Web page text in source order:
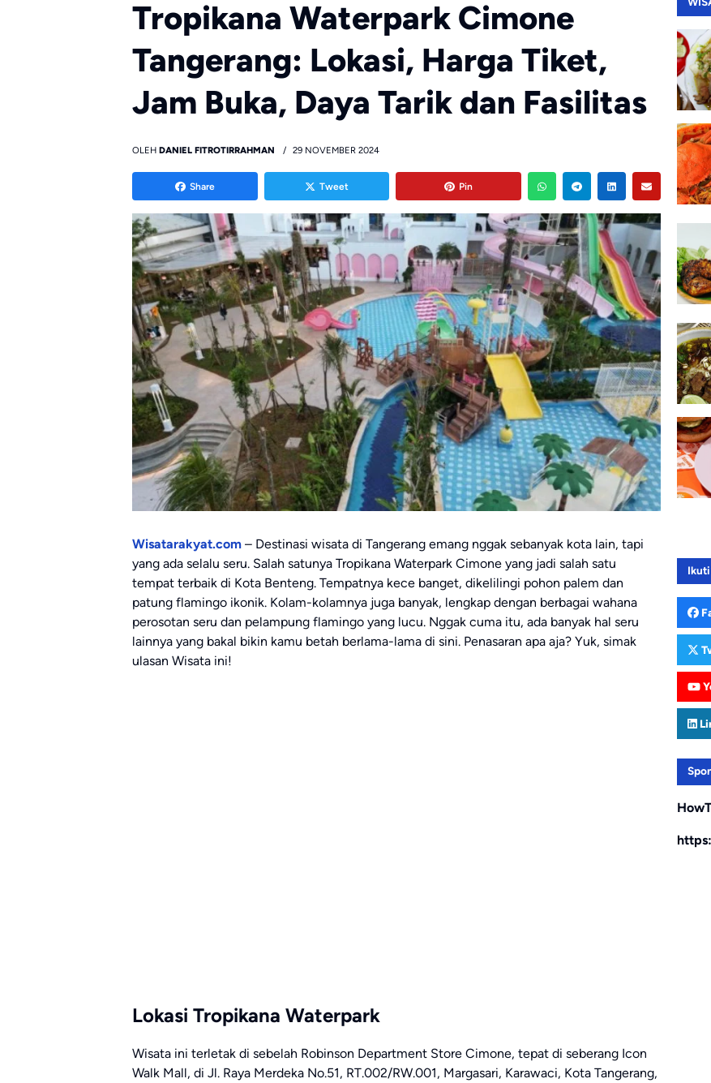
Tropikana Waterpark Cimone
Tangerang: Lokasi, Harga Tiket,
Jam Buka, Daya Tarik dan Fasilitas
OLEH DANIEL FITROTIRRAHMAN 29 NOVEMBER 2024
Share Tweet Pin
Wisatarakyat.com – Destinasi wisata di Tangerang emang nggak sebanyak kota lain, tapi
yang ada selalu seru. Salah satunya Tropikana Waterpark Cimone yang jadi salah satu
tempat terbaik di Kota Benteng. Tempatnya kece banget, dikelilingi pohon palem dan
patung flamingo ikonik. Kolam-kolamnya juga banyak, lengkap dengan berbagai wahana
perosotan seru dan pelampung flamingo yang lucu. Nggak cuma itu, ada banyak hal seru
lainnya yang bakal bikin kamu betah berlama-lama di sini. Penasaran apa aja? Yuk, simak
ulasan Wisata ini!
Lokasi Tropikana Waterpark
Wisata ini terletak di sebelah Robinson Department Store Cimone, tepat di seberang Icon
Walk Mall, di Jl. Raya Merdeka No.51, RT.002/RW.001, Margasari, Karawaci, Kota Tangerang,